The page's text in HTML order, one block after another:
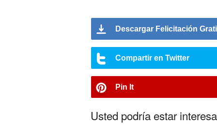
Descargar Felicitación
Compartir en Twitter
Pin It
Usted podría estar